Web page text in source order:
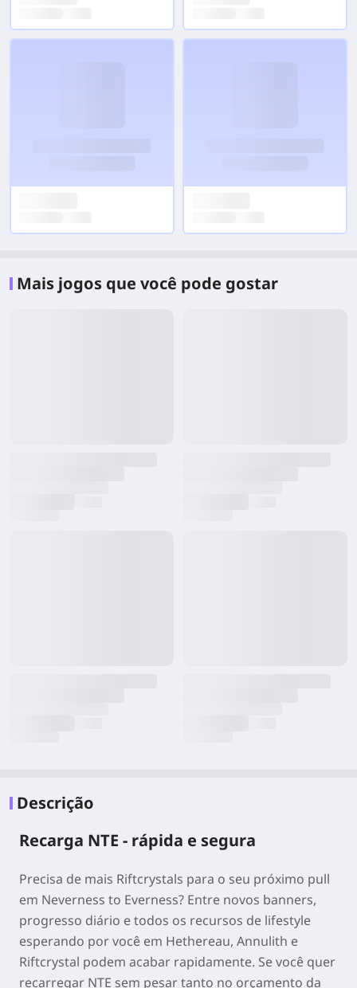
Mais jogos que você pode gostar
Descrição
Recarga NTE - rápida e segura
Precisa de mais Riftcrystals para o seu próximo pull
em Neverness to Everness? Entre novos banners,
progresso diário e todos os recursos de lifestyle
esperando por você em Hethereau, Annulith e
Riftcrystal podem acabar rapidamente. Se você quer
recarregar NTE sem pesar tanto no orçamento da